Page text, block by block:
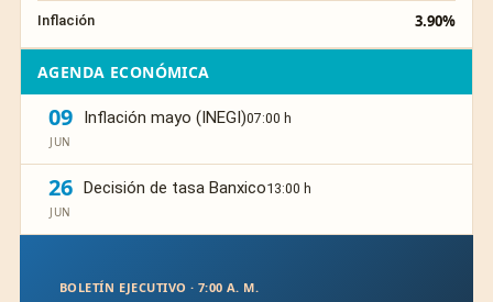
Inflación 3.90%
AGENDA ECONÓMICA
09
JUN
Inflación mayo (INEGI)07:00 h
26
JUN
Decisión de tasa Banxico13:00 h
BOLETÍN EJECUTIVO · 7:00 A. M.